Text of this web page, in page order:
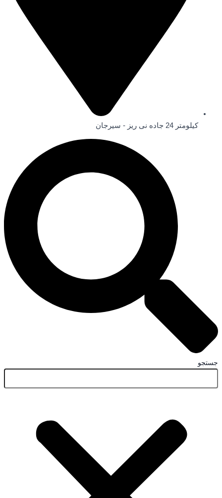
کیلومتر 24 جاده نی ریز - سیرجان
جستجو